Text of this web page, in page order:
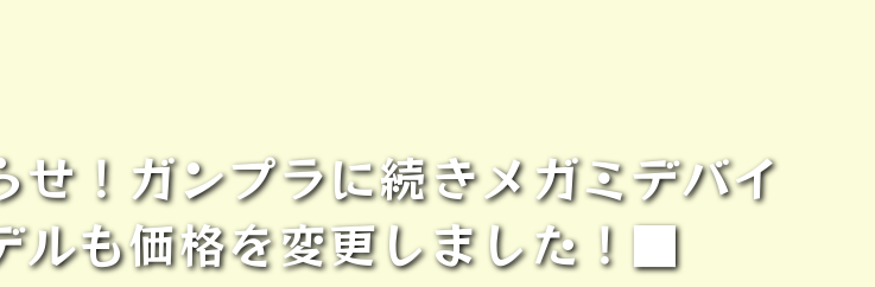
！ガンプラに続きメガミデバイ
ルも価格を変更しました！■